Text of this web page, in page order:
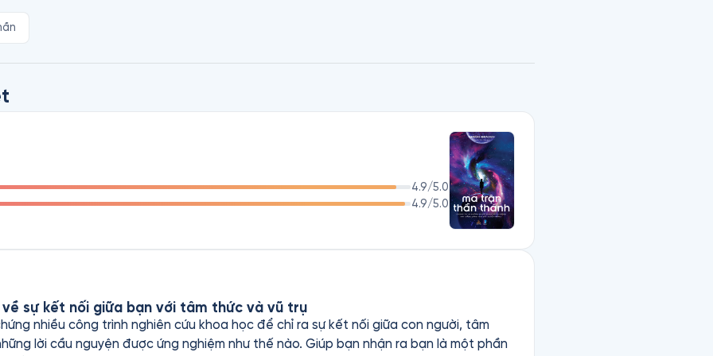
nghe tới những nhận thức mới mẻ, như thể bạn là người tiên phong phát hiện ra một
các bạn, những người mong muốn được thức tỉnh sức mạnh đam mê tuyệt diệu nhất
4.9/5.0
4.9/5.0
sự kết nối giữa bạn với tâm thức và vũ trụ
nhiều công trình nghiên cứu khoa học để chỉ ra sự kết nối giữa con người, tâm
lời cầu nguyện được ứng nghiệm như thế nào. Giúp bạn nhận ra bạn là một phần